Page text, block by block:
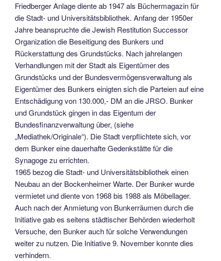
Friedberger Anlage diente ab 1947 als Büchermagazin für
die Stadt- und Universitätsbibliothek. Anfang der 1950er
Jahre beanspruchte die Jewish Restitution Successor
Organization die Beseitigung des Bunkers und
Rückerstattung des Grundstücks. Nach jahrelangen
Verhandlungen mit der Stadt als Eigentümer des
Grundstücks und der Bundesvermögensverwaltung als
Eigentümer des Bunkers einigten sich die Parteien auf eine
Entschädigung von 130.000,- DM an die JRSO. Bunker
und Grundstück gingen in das Eigentum der
Bundesfinanzverwaltung über, (siehe
„Mediathek/Originale“). Die Stadt verpflichtete sich, vor
dem Bunker eine dauerhafte Gedenkstätte für die
Synagoge zu errichten.
1965 bezog die Stadt- und Universitätsbibliothek einen
Neubau an der Bockenheimer Warte. Der Bunker wurde
vermietet und diente von 1968 bis 1988 als Möbellager.
Auch nach der Anmietung von Bunkerräumen durch die
Initiative gab es seitens städtischer Behörden wiederholt
Versuche, den Bunker auch für solche Verwendungen
weiter zu nutzen. Die Initiative 9. November konnte dies
verhindern.